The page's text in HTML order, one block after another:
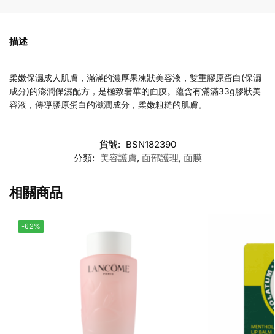
描述
柔嫩保濕成人肌膚，滿滿的濃厚果凍狀美容液，雙重膠原蛋白(保濕
成分)的澎潤保濕配方，是極致奢華的面膜。蘊含有滿滿33g膠狀美
容液，傳導膠原蛋白的滋潤成分，柔嫩粗糙的肌膚。
貨號: BSN182390
分類: 美容護膚, 面部護理, 面膜
相關商品
-62%